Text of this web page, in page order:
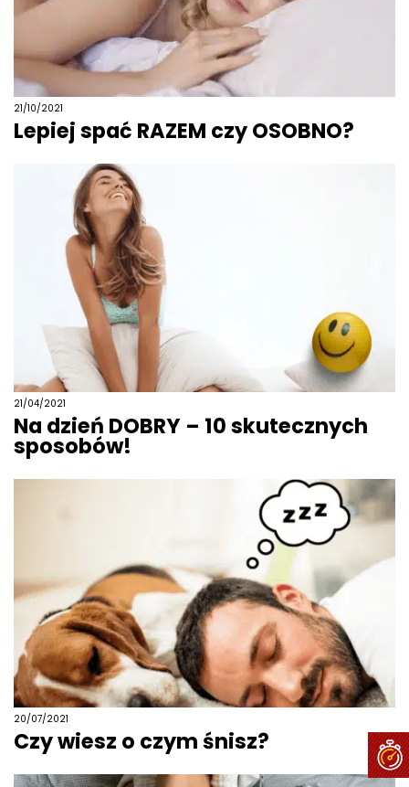
21/10/2021
Lepiej spać RAZEM czy OSOBNO?
21/04/2021
Na dzień DOBRY – 10 skutecznych
sposobów!
20/07/2021
Czy wiesz o czym śnisz?